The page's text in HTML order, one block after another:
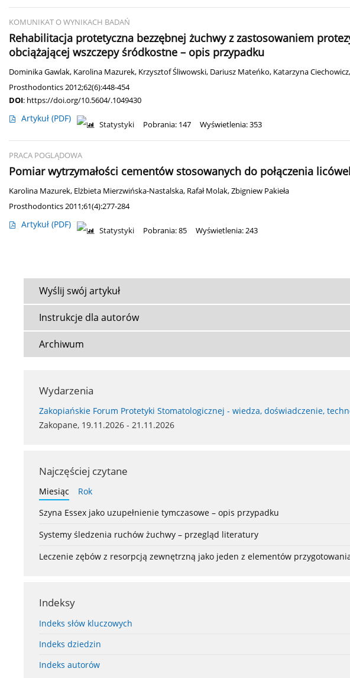
KOMUNIKAT O WYNIKACH BADAŃ
Rehabilitacja protetyczna bezzębnej żuchwy z zastosowaniem
obciążającej wszczepy śródkostne – opis przypadku
Dominika Gawlak, Karolina Mazurek, Krzysztof Śliwowski, Dariusz Mateńko, Katarzyna Ciechowicz,
Prosthodontics 2012;62(6):448-454
DOI: https://doi.org/10.5604/.1049430
Artykuł (PDF)
Statystyki Pobrania: 147 Wyświetlenia: 353
PRACA POGLĄDOWA
Pomiar wytrzymałości cementów stosowanych do połączenia
Karolina Mazurek, Elżbieta Mierzwińska-Nastalska, Rafał Molak,Zbigniew Pakieła
Prosthodontics 2011;61(4):277-284
Artykuł (PDF)
Statystyki Pobrania: 85 Wyświetlenia: 243
Wyślij swój artykuł
Instrukcje dla autorów
Archiwum
Wydarzenia
Zakopiańskie Forum Protetyki Stomatologicznej - wiedza, doświadczenie,
Zakopane, 19.11.2026 - 21.11.2026
Najczęściej czytane
Miesiąc
Rok
Szyna Essex jako uzupełnienie tymczasowe – opis przypadku
Systemy śledzenia ruchów żuchwy – przegląd literatury
Leczenie zębów z resorpcją zewnętrzną jako jeden z elementów
Indeksy
Indeks słów kluczowych
Indeks dziedzin
Indeks autorów